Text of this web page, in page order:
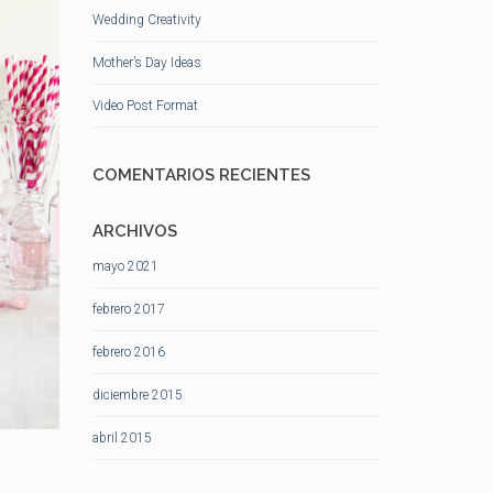
Wedding Creativity
Mother’s Day Ideas
Video Post Format
COMENTARIOS RECIENTES
ARCHIVOS
mayo 2021
febrero 2017
febrero 2016
diciembre 2015
abril 2015